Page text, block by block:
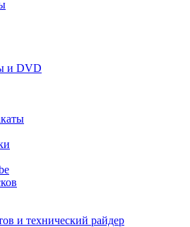
и DVD
и технический райдер